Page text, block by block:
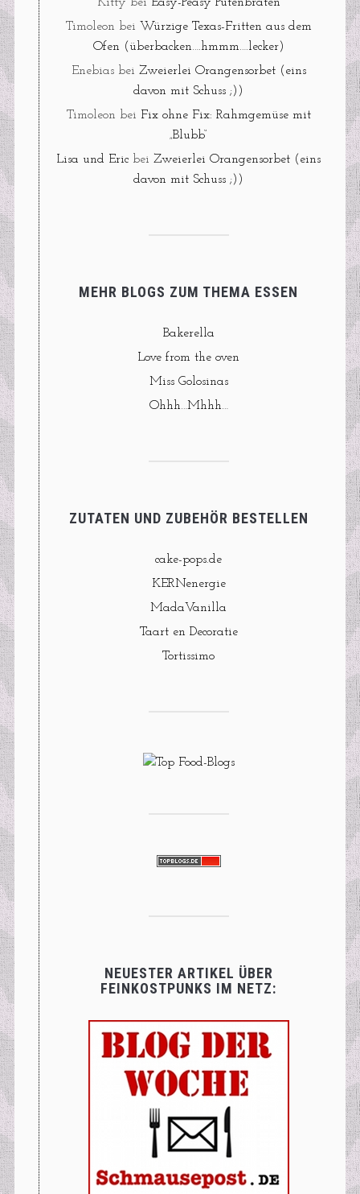
Timoleon bei Würzige Texas-Fritten aus dem
Ofen (überbacken….hmmm….lecker)
Enebiasbei Zweierlei Orangensorbet (eins
davon mit Schuss ;))
Timoleon bei Fix ohne Fix: Rahmgemüse mit
„Blubb“
Lisa und Eric bei Zweierlei Orangensorbet (eins
davon mit Schuss ;))
MEHR BLOGS ZUM THEMA ESSEN
Bakerella
Love from the oven
Miss Golosinas
Ohhh…Mhhh…
ZUTATEN UND ZUBEHÖR BESTELLEN
cake-pops.de
KERNenergie
MadaVanilla
Taart en Decoratie
Tortissimo
NEUESTER ARTIKEL ÜBER
FEINKOSTPUNKS IM NETZ: